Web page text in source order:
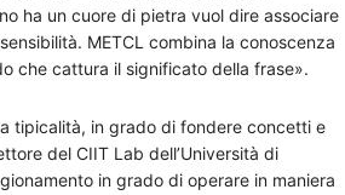
ha un cuore di pietra vuol dire associare
METCL combina la conoscenza
che cattura il significato della frase».
tipicalità, in grado di fondere concetti e
del CIIT Lab dell’Università di
in grado di operare in maniera